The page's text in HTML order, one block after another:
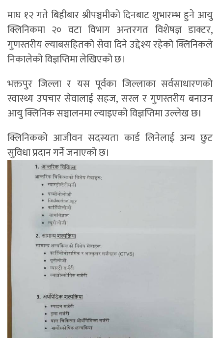
माघ १२ गते बिहीबार श्रीपञ्चमीको दिनबाट शुभारम्भ हुने आयु
क्लिनिकमा २० वटा विभाग अन्तरगत विशेषज्ञ डाक्टर,
गुणस्तरीय ल्याबसहितको सेवा दिने उद्देश्य रहेको क्लिनिकले
निकालेको विज्ञप्तिमा लेखिएको छ।
भक्तपुर जिल्ला र यस पूर्वका जिल्लाका सर्वसाधारणको
स्वास्थ्य उपचार सेवालाई सहज, सरल र गुणस्तरीय बनाउन
आयु क्लिनिक सञ्चालनमा ल्याइएको विज्ञप्तिमा उल्लेख छ।
क्लिनिकको आजीवन सदस्यता कार्ड लिनेलाई अन्य छुट
सुविधा प्रदान गर्ने जनाएको छ।